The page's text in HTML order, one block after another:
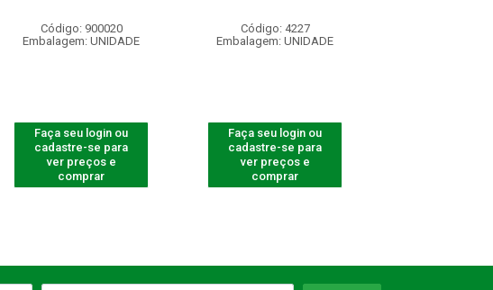
Código: 900020
Embalagem: UNIDADE
Faça seu login ou
cadastre-se para
ver preços e
comprar
Código: 4227
Embalagem: UNIDADE
Faça seu login ou
cadastre-se para
ver preços e
comprar